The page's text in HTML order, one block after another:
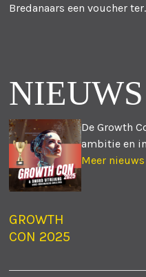
Bredanaars een voucher
NIEUWS
GROWTH
CON 2025
De Growth
ambitie en
Meer